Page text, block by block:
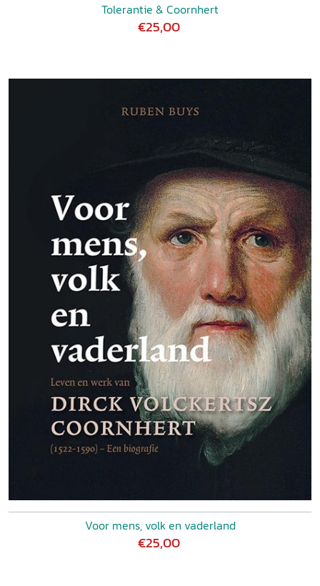
Tolerantie & Coornhert
€25,00
Voor mens, volk en vaderland
€25,00